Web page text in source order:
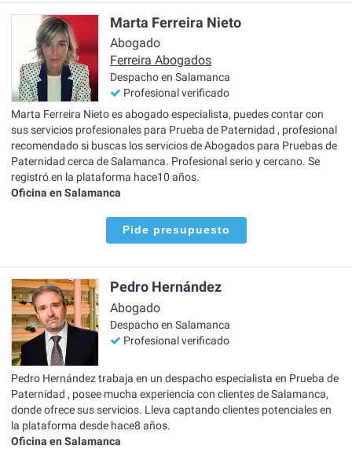
Marta Ferreira Nieto
Abogado
Ferreira Abogados
Despacho en Salamanca
Profesional verificado
Marta Ferreira Nieto es abogado especialista, puedes contar con
sus servicios profesionales para Prueba de Paternidad , profesional
recomendado si buscas los servicios de Abogados para Pruebas de
Paternidad cerca de Salamanca. Profesional serio y cercano. Se
registró en la plataforma hace10 años.
Oficina en Salamanca
Pide presupuesto
Pedro Hernández
Abogado
Despacho en Salamanca
Profesional verificado
Pedro Hernández trabaja en un despacho especialista en Prueba de
Paternidad , posee mucha experiencia con clientes de Salamanca,
donde ofrece sus servicios. Lleva captando clientes potenciales en
la plataforma desde hace8 años.
Oficina en Salamanca